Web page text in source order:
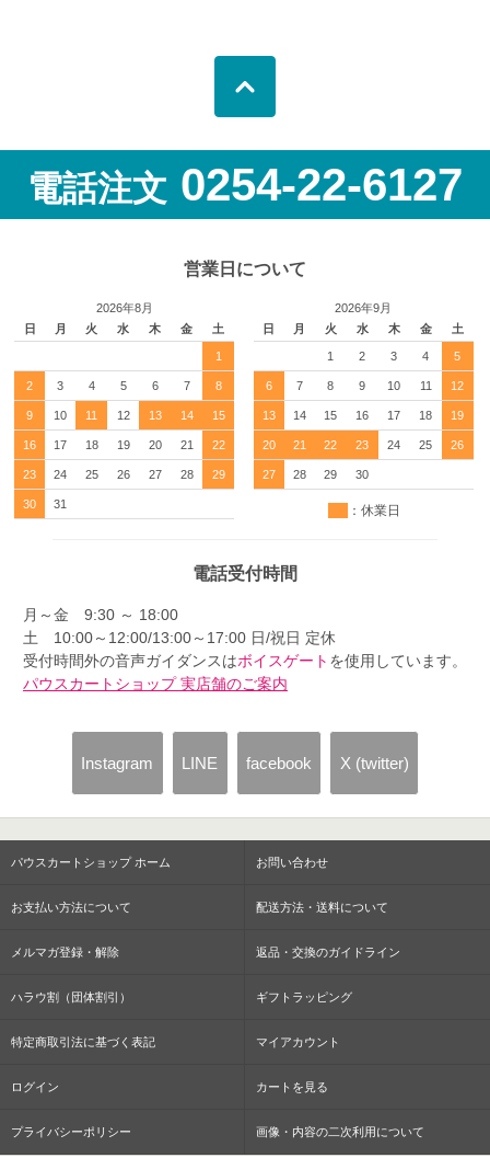
電話注文 0254-22-6127
営業日について
2026年8月
日
月 火 水 木 金 土
1
2 3 4 5 6 7 8
9 10 11 12 13 14 15
16 17 18 19 20 21 22
23 24 25 26 27 28 29
30 31
2026年9月
日
月 火 水 木 金 土
1 2 3 4 5
6 7 8 9 10 11 12
13 14 15 16 17 18 19
20 21 22 23 24 25 26
27 28 29 30
：休業日
電話受付時間
月～金 9:30 ～ 18:00
土 10:00～12:00/13:00～17:00 日/祝日 定休
受付時間外の音声ガイダンスはボイスゲート を使用しています。
パウスカートショップ 実店舗のご案内
Instagram LINE facebook X (twitter)
パウスカートショップ ホーム お問い合わせ
お支払い方法について 配送方法・送料について
メルマガ登録・解除 返品・交換のガイドライン
ハラウ割（団体割引） ギフトラッピング
特定商取引法に基づく表記 マイアカウント
ログイン カートを見る
プライバシーポリシー 画像・内容の二次利用について